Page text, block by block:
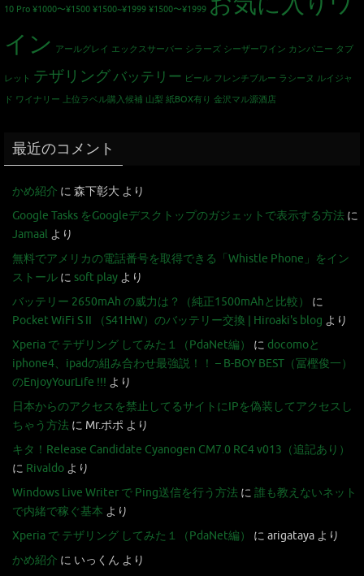
10 Pro ¥1000〜¥1500 ¥1500~¥1999 ¥1500〜¥1999
イン アールグレイ エックスサーバー シラーズ シーザーワイン カンパニー タブ
レット テザリングバッテリー ビール フレンチブルー ラシーヌ ルイジャ
ド ワイナリー 上位ラベル購入候補 山梨 紙BOX有り 金沢マル源酒店
最近のコメント
かめ紹介 に 森下彰大 より
Google Tasks をGoogleデスクトップのガジェットで表示する方法 に
Jamaal より
無料でアメリカの電話番号を取得できる「Whistle Phone」をイン
ストール に soft play より
バッテリー 2650mAh の威力は？（純正1500mAhと比較）
に
Pocket WiFi S II （S41HW）のバッテリー交換 | Hiroaki's blog より
Xperia で テザリング してみた１（PdaNet編）
に docomoと
iphone4、ipadの組み合わせ最強説！！ – B-BOY BEST（冨樫俊一）
のEnjoyYourLife !!! より
日本からのアクセスを禁止してるサイトにIPを偽装してアクセスし
ちゃう方法 に Mr.ポポ より
キタ！Release Candidate Cyanogen CM7.0 RC4 v013（追記あり）
に Rivaldo より
Windows Live Writer で Ping送信を行う方法 に 誰も教えないネット
で内緒で稼ぐ基本 より
Xperia で テザリング してみた１（PdaNet編）
に arigataya より
かめ紹介 に いっくん より